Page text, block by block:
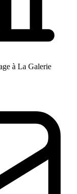
à La Galerie